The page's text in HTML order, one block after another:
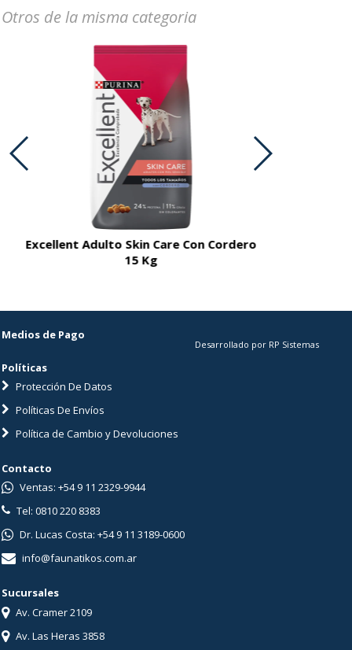
Otros de la misma categoria
Excellent Adulto Skin Care Con Cordero
15 Kg
Medios de Pago
Políticas
Protección De Datos
Políticas De Envíos
Política de Cambio y Devoluciones
Desarrollado por RP Sistemas
Contacto
Ventas: +54 9 11 2329-9944
Tel: 0810 220 8383
Dr. Lucas Costa: +54 9 11 3189-0600
info@faunatikos.com.ar
Sucursales
Av. Cramer 2109
Av. Las Heras 3858